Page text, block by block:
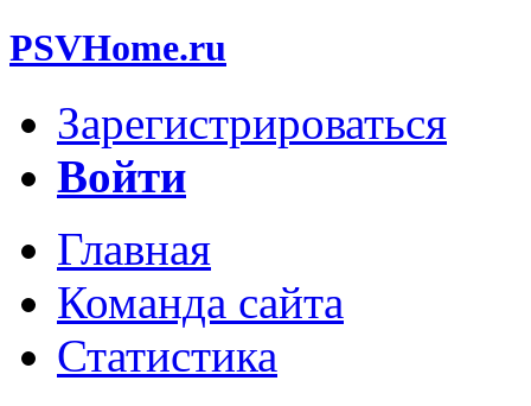
PSVHome.ru
Зарегистрироваться
Войти
Главная
Команда сайта
Статистика